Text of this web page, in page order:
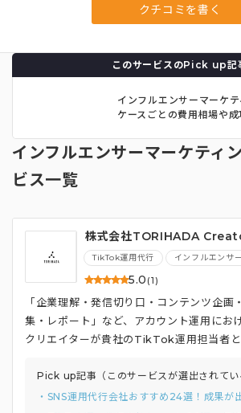
クチコミを書く
このサービスのPick up記
インフルエンサーマーケ
ケースごとの費用相場や
インフルエンサーマーケティ
ビス一覧
株式会社TORIHADA
TikTok運用代行 インフルエンサ
5.0 (1)
「企業理解・発信切り⼝・コンテンツ企画
集・レポート」など、アカウント運⽤にお
クリエイターが貴社のTikTok運⽤担当者
Pick up記事（このサービスが選出されてい